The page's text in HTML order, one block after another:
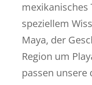
speziellem
Maya, der
Region um
passen unsere